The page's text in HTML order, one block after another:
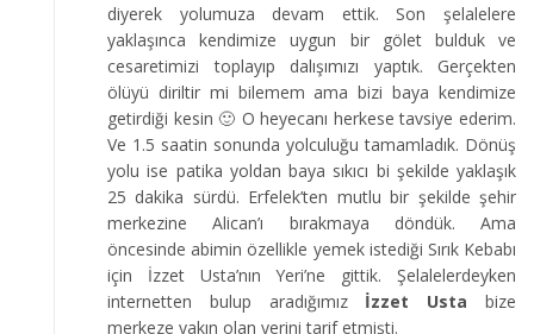
diyerek yolumuza devam ettik. Son şelalelere
yaklaşınca kendimize uygun bir gölet bulduk ve
cesaretimizi toplayıp dalışımızı yaptık. Gerçekten
ölüyü diriltir mi bilemem ama bizi baya kendimize
getirdiği kesin 🙂 O heyecanı herkese tavsiye ederim.
Ve 1.5 saatin sonunda yolculuğu tamamladık. Dönüş
yolu ise patika yoldan baya sıkıcı bi şekilde yaklaşık
25 dakika sürdü. Erfelek’ten mutlu bir şekilde şehir
merkezine Alican’ı bırakmaya döndük. Ama
öncesinde abimin özellikle yemek istediği Sırık Kebabı
için İzzet Usta’nın Yeri’ne gittik. Şelalelerdeyken
internetten bulup aradığımız İzzet Usta bize
merkeze yakın olan yerini tarif etmişti.